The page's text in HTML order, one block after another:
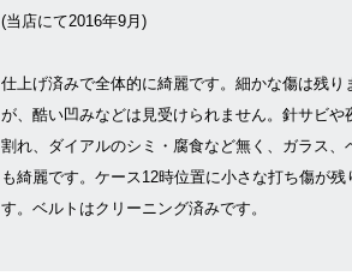
(当店にて2016年9月)
仕上げ済みで全体的に綺麗です。細かな傷は残り
が、酷い凹みなどは見受けられません。針サビや
割れ、ダイアルのシミ・腐食など無く、ガラス、
も綺麗です。ケース12時位置に小さな打ち傷が残
す。ベルトはクリーニング済みです。